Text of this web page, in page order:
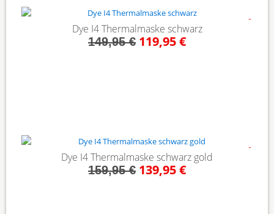
Dye I4 Thermalmaske schwarz
149,95 € 119,95 €
Dye I4 Thermalmaske schwarz gold
159,95 € 139,95 €